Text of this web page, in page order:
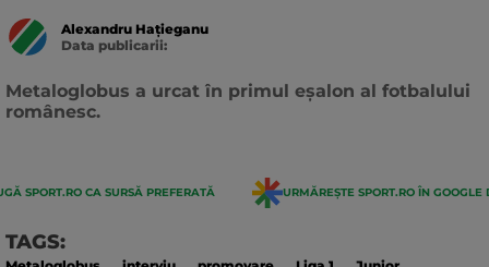
Alexandru Hațieganu
Data publicarii:
Metaloglobus a urcat în primul eșalon al fotbalului
românesc.
SPORT.RO CA SURSĂ PREFERATĂ URMĂREȘTE SPORT.RO ÎN GOOGLE
TAGS: